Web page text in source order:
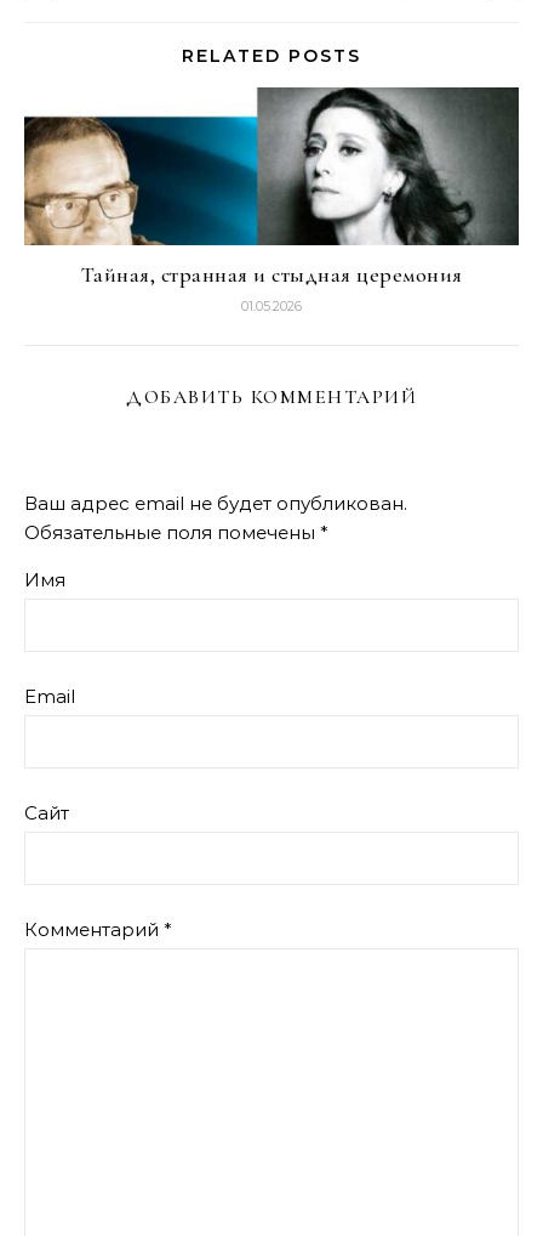
RELATED POSTS
Тайная, странная и стыдная церемония
01.05.2026
ДОБАВИТЬ КОММЕНТАРИЙ
Ваш адрес email не будет опубликован.
Обязательные поля помечены *
Имя
Email
Сайт
Комментарий *